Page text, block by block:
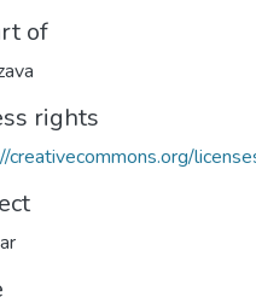
of
rights
creativecommons.org/